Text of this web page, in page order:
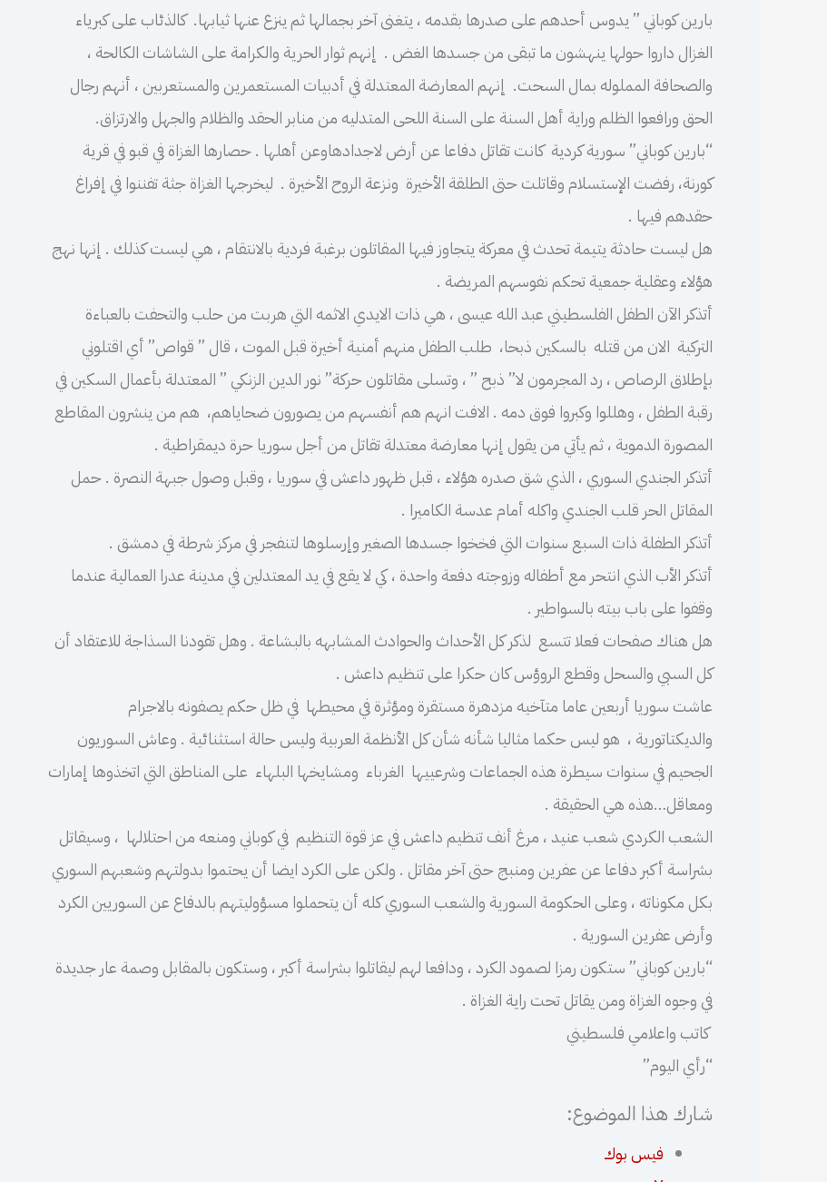
بارين كوباني ” يدوس أحدهم على صدرها بقدمه ، يتغنى آخر بجمالها ثم ينزع عنها ثيابها. كالذئاب على كبرياء
الغزال داروا حولها ينهشون ما تبقى من جسدها الغض . إنهم ثوار الحرية والكرامة على الشاشات الكالحة ،
والصحافة المملوله بمال السحت. إنهم المعارضة المعتدلة في أدبيات المستعمرين والمستعربين ، أنهم رجال
الحق ورافعوا الظلم وراية أهل السنة على السنة اللحى المتدليه من منابر الحقد والظلام والجهل والارتزاق.
“بارين كوباني” سورية كردية كانت تقاتل دفاعا عن أرض لاجدادهاوعن أهلها . حصارها الغزاة في قبو في قرية
كورنة، رفضت الإستسلام وقاتلت حتى الطلقة الأخيرة ونزعة الروح الأخيرة . ليخرجها الغزاة جثة تفننوا في إفراغ
حقدهم فيها .
هل ليست حادثة يتيمة تحدث في معركة يتجاوز فيها المقاتلون برغبة فردية بالانتقام ، هي ليست كذلك . إنها نهج
هؤلاء وعقلية جمعية تحكم نفوسهم المريضة .
أتذكر الآن الطفل الفلسطيني عبد الله عيسى ، هي ذات الايدي الاثمه التي هربت من حلب والتحفت بالعباءة
التركية الان من قتله بالسكين ذبحا، طلب الطفل منهم أمنية أخيرة قبل الموت ، قال ” قواص” أي اقتلوني
بإطلاق الرصاص ، رد المجرمون لا” ذبح ” ، وتسلى مقاتلون حركة” نور الدين الزنكي ” المعتدلة بأعمال السكين في
رقبة الطفل ، وهللوا وكبروا فوق دمه . الافت انهم هم أنفسهم من يصورون ضحاياهم، هم من ينشرون المقاطع
المصورة الدموية ، ثم يأتي من يقول إنها معارضة معتدلة تقاتل من أجل سوريا حرة ديمقراطية .
أتذكر الجندي السوري ، الذي شق صدره هؤلاء ، قبل ظهور داعش في سوريا ، وقبل وصول جبهة النصرة . حمل
المقاتل الحر قلب الجندي واكله أمام عدسة الكاميرا .
أتذكر الطفلة ذات السبع سنوات التي فخخوا جسدها الصغير وإرسلوها لتنفجر في مركز شرطة في دمشق .
أتذكر الأب الذي انتحر مع أطفاله وزوجته دفعة واحدة ، كي لا يقع في يد المعتدلين في مدينة عدرا العمالية عندما
وقفوا على باب بيته بالسواطير .
هل هناك صفحات فعلا تتسع لذكر كل الأحداث والحوادث المشابهه بالبشاعة . وهل تقودنا السذاجة للاعتقاد أن
كل السبي والسحل وقطع الروؤس كان حكرا على تنظيم داعش .
عاشت سوريا أربعين عاما متآخيه مزدهرة مستقرة ومؤثرة في محيطها في ظل حكم يصفونه بالاجرام
والديكتاتورية ، هو ليس حكما مثاليا شأنه شأن كل الأنظمة العربية وليس حالة استثنائية . وعاش السوريون
الجحيم في سنوات سيطرة هذه الجماعات وشرعييها الغرباء ومشايخها البلهاء على المناطق التي اتخذوها إمارات
ومعاقل…هذه هي الحقيقة .
الشعب الكردي شعب عنيد ، مرغ أنف تنظيم داعش في عز قوة التنظيم في كوباني ومنعه من احتلالها ، وسيقاتل
بشراسة أكبر دفاعا عن عفرين ومنبج حتى آخر مقاتل . ولكن على الكرد ايضا أن يحتموا بدولتهم وشعبهم السوري
بكل مكوناته ، وعلى الحكومة السورية والشعب السوري كله أن يتحملوا مسؤوليتهم بالدفاع عن السوريين الكرد
وأرض عفرين السورية .
“بارين كوباني” ستكون رمزا لصمود الكرد ، ودافعا لهم ليقاتلوا بشراسة أكبر ، وستكون بالمقابل وصمة عار جديدة
في وجوه الغزاة ومن يقاتل تحت راية الغزاة .
كاتب واعلامي فلسطيني
“رأي اليوم”
شارك هذا الموضوع:
فيس بوك